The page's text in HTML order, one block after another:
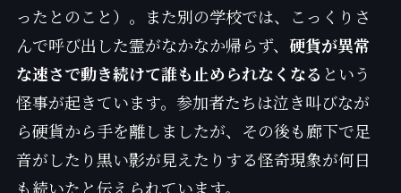
ったとのこと）。また別の学校では、こっくりさ
んで呼び出した霊がなかなか帰らず、 硬貨が異常
な速さで動き続けて誰も止められなくなる という
怪事が起きています。参加者たちは泣き叫びなが
ら硬貨から手を離しましたが、その後も廊下で足
音がしたり黒い影が見えたりする怪奇現象が何日
も続いたと伝えられています。